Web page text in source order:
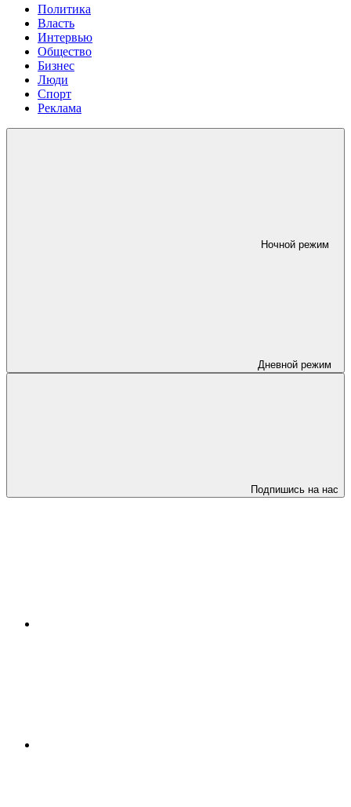
Политика
Власть
Интервью
Общество
Бизнес
Люди
Спорт
Реклама
Ночной режим
Дневной режим
Подпишись на нас